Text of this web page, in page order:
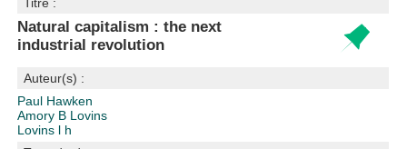
Natural capitalism : the next
industrial revolution
Auteur(s) :
Paul Hawken
Amory B Lovins
Lovins l h